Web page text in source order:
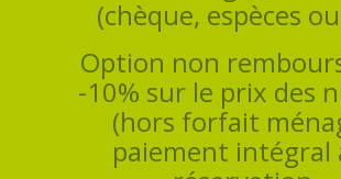
(chèque, espèces
Option non
-10% sur le prix des
(hors forfait
paiement intégral